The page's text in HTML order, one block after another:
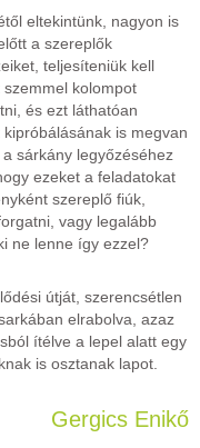
eltekintünk, nagyon is
a szereplők
teljesíteniük kell
kolompot
és ezt láthatóan
is megvan
sárkány legyőzéséhez
ezeket a feladatokat
szereplő fiúk,
vagy legalább
ne lenne így ezzel?
útját, szerencsétlen
elrabolva, azaz
ítélve a lepel alatt egy
is osztanak lapot.
Gergics Enikő